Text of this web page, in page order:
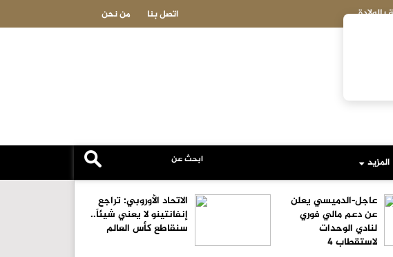
الدكتور لؤي النمري.. في ذمة اللهمن نحن اتصل بنا
المزيد
عاجل-الدميسي يعلن
عن دعم مالي فوري
لنادي الوحدات
لاستقطاب 4
الاتحاد الأوروبي: تراجع
إنفانتينو لا يعني شيئاً..
سنقاطع كأس العالم